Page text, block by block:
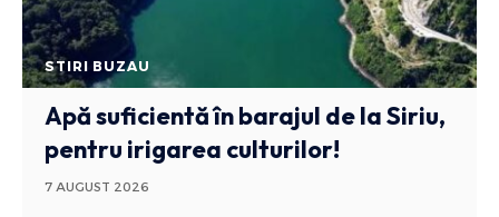
STIRI BUZAU
Apă suficientă în barajul de la Siriu,
pentru irigarea culturilor!
7 AUGUST 2026